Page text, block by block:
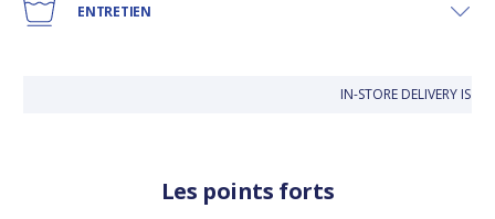
ENTRETIEN
IN-STORE DELIVERY IS
Les points forts